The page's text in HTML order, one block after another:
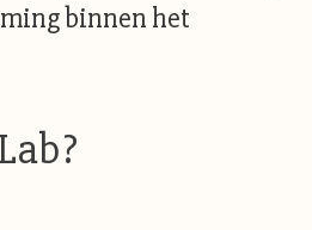
binnen het